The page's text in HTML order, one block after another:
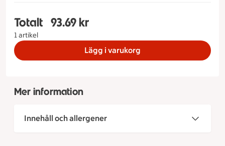
Totalt
1 artikel
Totalt 1 stycken Räkmacka Måltidstyp Råg,
93.69 kr
Lägg i varukorg
Mer information
Innehåll och allergener